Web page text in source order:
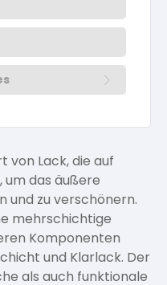
und Decken
von Lack, die auf
um das äußere
und zu verschönern.
mehrschichtige
Komponenten
und Klarlack. Der
als auch funktionale